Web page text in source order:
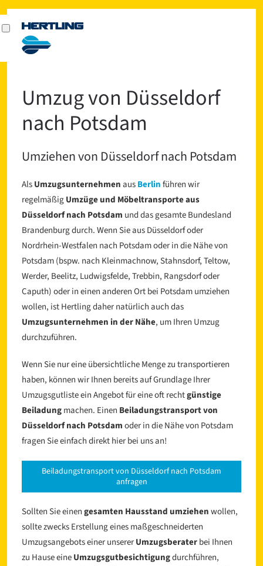
Umzug von Düsseldorf
nach Potsdam
Umziehen von Düsseldorf nach Potsdam
AlsUmzugsunternehmenausBerlinführen wir
regelmäßigUmzüge und Möbeltransporte aus
Düsseldorf nach Potsdam und das gesamte Bundesland
Brandenburg durch. Wenn Sie aus Düsseldorf oder
Nordrhein-Westfalen nach Potsdam oder in die Nähe von
Potsdam (bspw. nach Kleinmachnow, Stahnsdorf, Teltow,
Werder, Beelitz, Ludwigsfelde, Trebbin, Rangsdorf oder
Caputh) oder in einen anderen Ort bei Potsdam umziehen
wollen, ist Hertling daher natürlich auch das
Umzugsunternehmen in der Nähe, um Ihren Umzug
durchzuführen.
Wenn Sie nur eine übersichtliche Menge zu transportieren
haben, können wir Ihnen bereits auf Grundlage Ihrer
Umzugsgutliste ein Angebot für eine oft rechtgünstige
Beiladungmachen. Einen Beiladungstransport von
Düsseldorf nach Potsdamoder in die Nähe von Potsdam
fragen Sie einfach direkt hier bei uns an!
Beiladungstransport von Düsseldorf nach Potsdam
anfragen
Sollten Sie einengesamten Hausstand umziehenwollen,
sollte zwecks Erstellung eines maßgeschneiderten
Umzugsangebots einer unsererUmzugsberaterbei Ihnen
zu Hause eineUmzugsgutbesichtigungdurchführen,